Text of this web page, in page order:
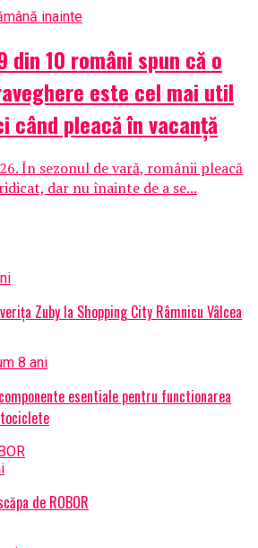
inainte
din 10 români spun că o
este cel mai util
când pleacă în vacanță
În sezonul de vară, românii pleacă
dar nu înainte de a se...
Zuby la Shopping City Râmnicu Vâlcea
8 ani
esentiale pentru functionarea
de ROBOR